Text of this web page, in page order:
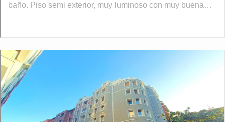
baño. Piso semi exterior, muy luminoso con muy buena